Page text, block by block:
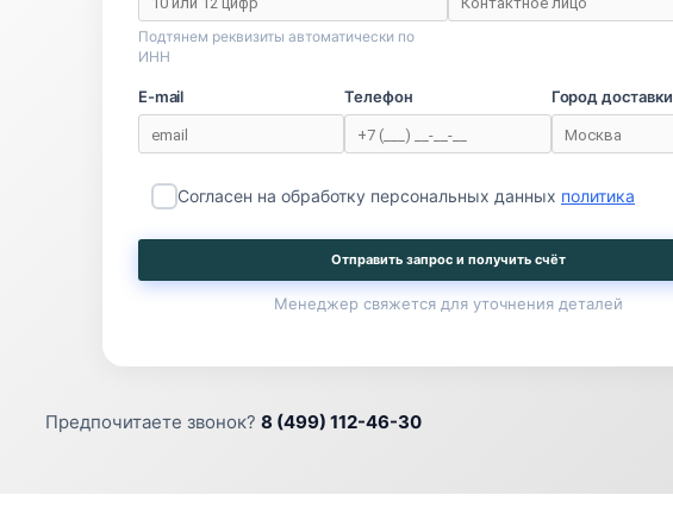
Подтянем реквизиты автоматически по
ИНН
E-mail Телефон Город доставки
Согласен на обработку персональных данных политика
Отправить запрос и получить счёт
Менеджер свяжется для уточнения деталей
Предпочитаете звонок? 8 (499) 112-46-30